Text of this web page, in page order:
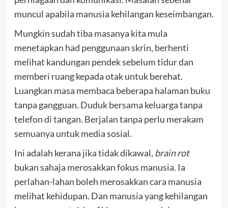
muncul apabila manusia kehilangan keseimbangan.
Mungkin sudah tiba masanya kita mula
menetapkan had penggunaan skrin, berhenti
melihat kandungan pendek sebelum tidur dan
memberi ruang kepada otak untuk berehat.
Luangkan masa membaca beberapa halaman buku
tanpa gangguan. Duduk bersama keluarga tanpa
telefon di tangan. Berjalan tanpa perlu merakam
semuanya untuk media sosial.
Ini adalah kerana jika tidak dikawal, brain rot
bukan sahaja merosakkan fokus manusia. Ia
perlahan-lahan boleh merosakkan cara manusia
melihat kehidupan. Dan manusia yang kehilangan